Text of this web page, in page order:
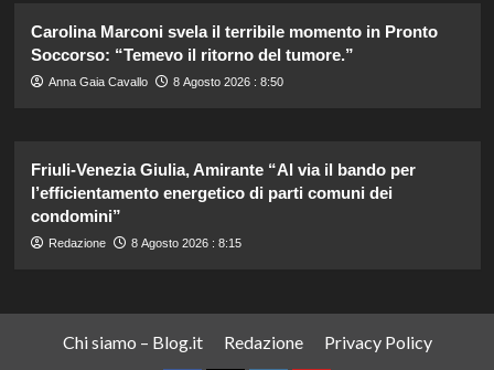
Carolina Marconi svela il terribile momento in Pronto
Soccorso: “Temevo il ritorno del tumore.”
Anna Gaia Cavallo 8 Agosto 2026 : 8:50
Friuli-Venezia Giulia, Amirante “Al via il bando per
l’efficientamento energetico di parti comuni dei
condomini”
Redazione 8 Agosto 2026 : 8:15
Chi siamo – Blog.it Redazione Privacy Policy